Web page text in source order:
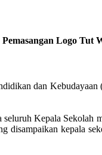
Logo Tut
dan
seluruh Kepala
disampaikan kepala